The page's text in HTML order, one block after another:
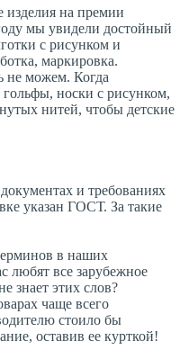
изделия на премии
мы увидели достойный
с рисунком и
маркировка.
не можем. Когда
носки с рисунком,
нитей, чтобы детские
и требованиях
указан ГОСТ. За такие
в наших
любят все зарубежное
знает этих слов?
чаще всего
стоило бы
оставив ее курткой!